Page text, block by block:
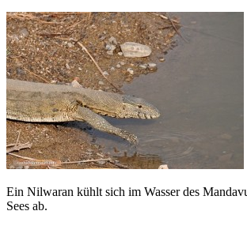
Ein Nilwaran kühlt sich im Wasser des
Sees ab.